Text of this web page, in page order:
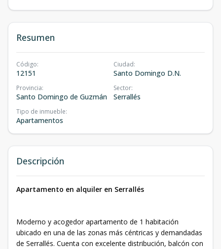
Resumen
Código:
12151
Ciudad:
Santo Domingo D.N.
Provincia:
Santo Domingo de Guzmán
Sector:
Serrallés
Tipo de inmueble:
Apartamentos
Descripción
Apartamento en alquiler en Serrallés
Moderno y acogedor apartamento de 1 habitación
ubicado en una de las zonas más céntricas y demandadas
de Serrallés. Cuenta con excelente distribución, balcón con